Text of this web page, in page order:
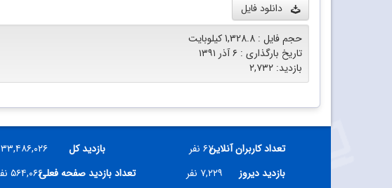
دانلود فایل
حجم فایل : 1,328.8 کیلوبایت
تاریخ بارگذاری : ۶ آذر ۱۳۹۱
بازدید: ۲,۷۳۲
تعداد کاربران آنلاین۶۷ نفر بازدید کل ۳۳,۴۸۶,۰۲۶ نفر
بازدید دیروز
۷,۲۲۹ نفر تعداد بازدید صفحه فعلی۵۶۴,۰۶۶ نفر